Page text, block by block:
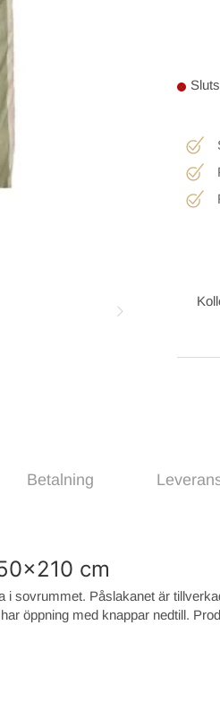
cm
i sovrummet. Påslakanet är
öppning med knappar nedtill.
Betalning